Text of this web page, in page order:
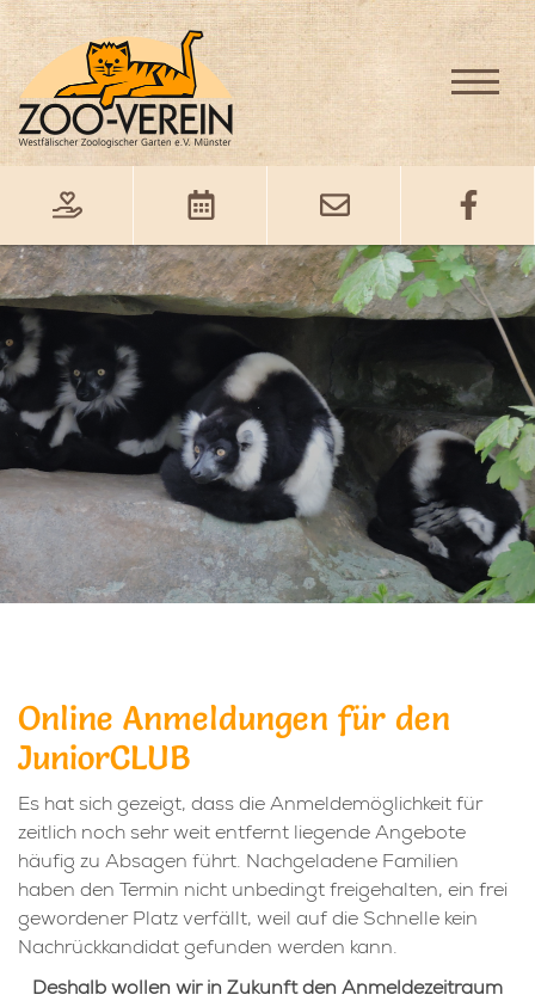
Online Anmeldungen für den
JuniorCLUB
Es hat sich gezeigt, dass die Anmeldemöglichkeit für
zeitlich noch sehr weit entfernt liegende Angebote
häufig zu Absagen führt. Nachgeladene Familien
haben den Termin nicht unbedingt freigehalten, ein frei
gewordener Platz verfällt, weil auf die Schnelle kein
Nachrückkandidat gefunden werden kann.
Deshalb wollen wir in Zukunft den Anmeldezeitraum